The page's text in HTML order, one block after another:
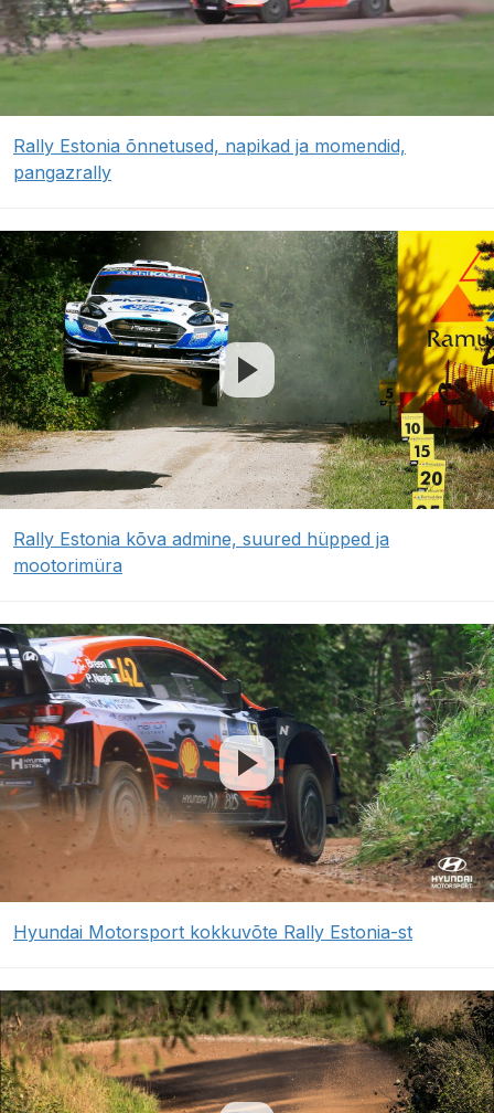
Rally Estonia õnnetused, napikad ja momendid,
pangazrally
Rally Estonia kõva admine, suured hüpped ja
mootorimüra
Hyundai Motorsport kokkuvõte Rally Estonia-st